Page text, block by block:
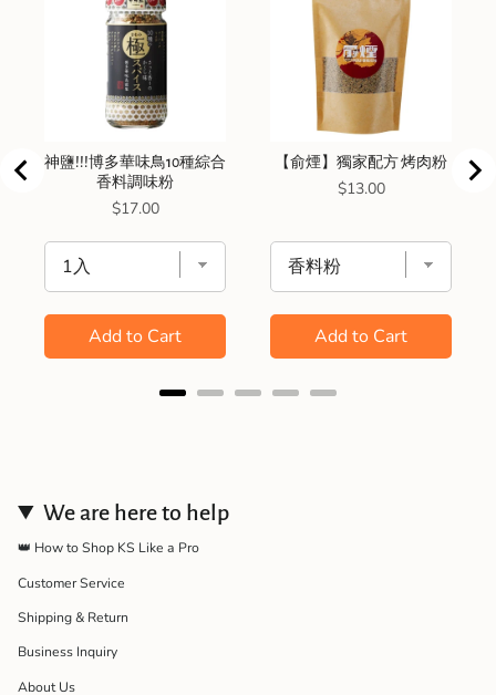
神鹽!!!博多華味鳥10種綜合
香料調味粉
Price
$17.00
Add to Cart
【俞煙】獨家配方 烤肉粉
Price
$13.00
Add to Cart
We are here to help
👑 How to Shop KS Like a Pro
Customer Service
Shipping & Return
Business Inquiry
About Us